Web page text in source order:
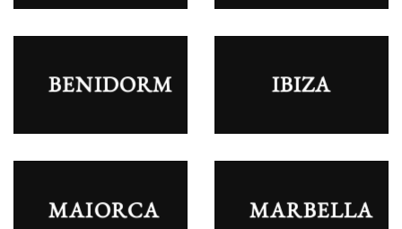
BENIDORM IBIZA
MAIORCA MARBELLA